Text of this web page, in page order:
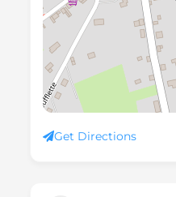
Get Directions